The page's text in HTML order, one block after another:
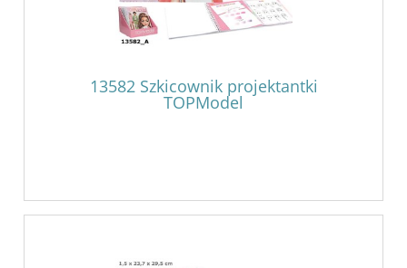
13582 Szkicownik projektantki
TOPModel